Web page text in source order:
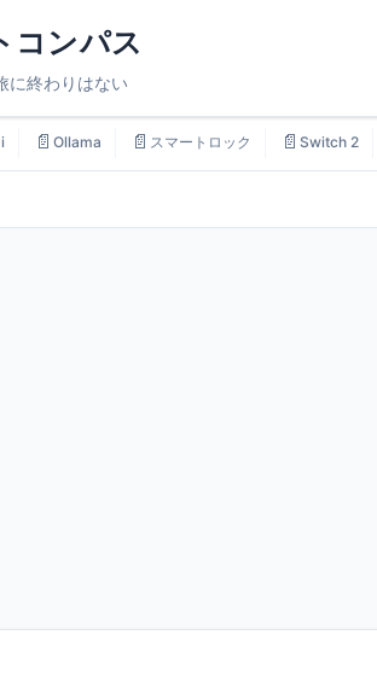
コンパス
に終わりはない
📄 Ollama 📄 スマートロック 📄 Switch 2